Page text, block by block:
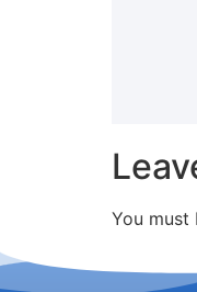
You must